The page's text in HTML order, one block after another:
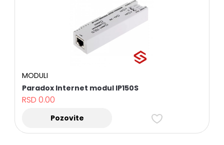
MODULI
Paradox Internet modul IP150S
RSD0.00
Pozovite